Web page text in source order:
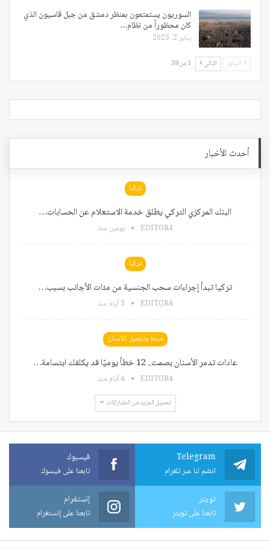
السوريون يستمتعون بمنظر دمشق من جبل قاسيون الذي
كان محظوراً من نظام…
يناير 2, 2025
السابق التالي 1 من 38
أحدث الأخبار
تركيا
البنك المركزي التركي يطلق خدمة الاستعلام عن الحسابات…
EDITOR4 يومين منذ
تركيا
تركيا تبدأ إجراءات سحب الجنسية من مئات الأجانب بسبب…
EDITOR4 3 أيام منذ
صحة وتجميل الأسنان
عادات تدمر الأسنان بصمت.. 12 خطأ يوميًا قد يكلفك ابتسامة…
EDITOR4 4 أيام منذ
تحميل المزيد من المشاركات
Telegram
انضم لنا عبر تلغرام
فيسبوك
تابعنا على فيسوك
تويتر
تابعنا على تويتر
إنستغرام
تابعنا على إنستغرام